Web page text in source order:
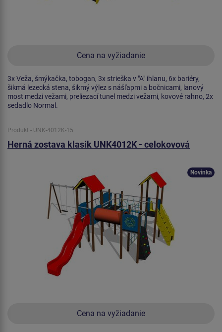
Cena na vyžiadanie
3x Veža, šmýkačka, tobogan, 3x strieška v "A" ihlanu, 6x bariéry,
šikmá lezecká stena, šikmý výlez s nášľapmi a bočnicami, lanový
most medzi vežami, preliezací tunel medzi vežami, kovové rahno, 2x
sedadlo Normal.
Produkt - UNK-4012K-15
Herná zostava klasik UNK4012K - celokovová
Cena na vyžiadanie
Novinka